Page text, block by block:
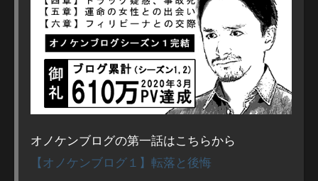
オノケンブログの第一話はこちらから
【オノケンブログ１】転落と後悔